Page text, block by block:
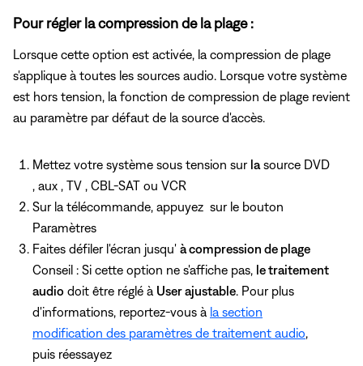
Pour régler la compression de la plage :
Lorsque cette option est activée, la compression de plage
s'applique à toutes les sources audio. Lorsque votre système
est hors tension, la fonction de compression de plage revient
au paramètre par défaut de la source d'accès.
Mettez votre système sous tension sur la source DVD
, aux , TV , CBL-SAT ou VCR
Sur la télécommande, appuyez sur le bouton
Paramètres
Faites défiler l'écran jusqu' à compression de plage
Conseil : Si cette option ne s'affiche pas, le traitement
audio doit être réglé à User ajustable . Pour plus
d'informations, reportez-vous à la section
modification des paramètres de traitement audio
puis réessayez